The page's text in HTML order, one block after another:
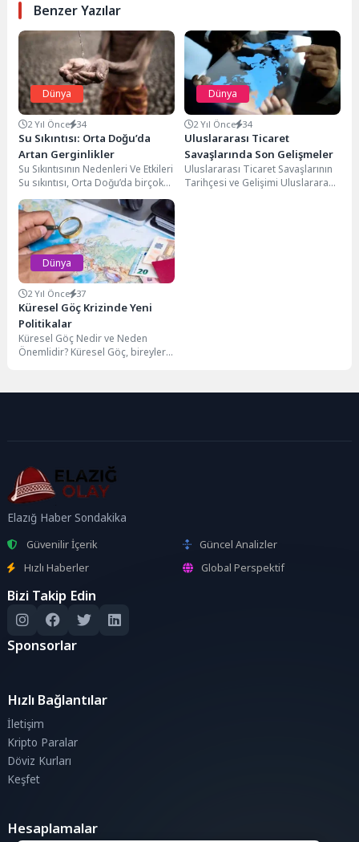
Benzer Yazılar
Dünya
2 Yıl Önce 34
Su Sıkıntısı: Orta Doğu’da
Artan Gerginlikler
Su Sıkıntısının Nedenleri Ve Etkileri
Su sıkıntısı, Orta Doğu’da birçok
farklı nedenle ortaya çıkan
karmaşık...
Dünya
2 Yıl Önce 34
Uluslararası Ticaret
Savaşlarında Son Gelişmeler
Uluslararası Ticaret Savaşlarının
Tarihçesi ve Gelişimi Uluslararası
Dünya
2 Yıl Önce 37
Küresel Göç Krizinde Yeni
Politikalar
Küresel Göç Nedir ve Neden
Önemlidir? Küresel Göç, bireylerin
Elazığ Haber Sondakika
Güvenilir İçerik
Güncel Analizler
Hızlı Haberler
Global Perspektif
Bizi Takip Edin
Sponsorlar
Hızlı Bağlantılar
İletişim
Kripto Paralar
Döviz Kurları
Keşfet
Hesaplamalar